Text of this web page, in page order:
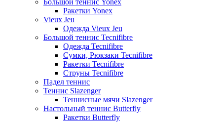
Большой теннис Yonex
Ракетки Yonex
Vieux Jeu
Одежда Vieux Jeu
Большой теннис Tecnifibre
Одежда Tecnifibre
Сумки, Рюкзаки Tecnifibre
Ракетки Tecnifibre
Струны Tecnifibre
Падел теннис
Теннис Slazenger
Теннисные мячи Slazenger
Настольный теннис Butterfly
Ракетки Butterfly